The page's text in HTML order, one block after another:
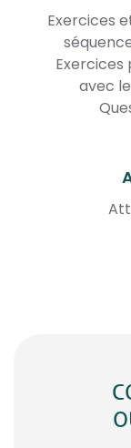
Exercices
Exercices
avec